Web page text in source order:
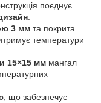
поєднує
.
3 мм та покрита
температури
15×15 мм мангал
, що забезпечує